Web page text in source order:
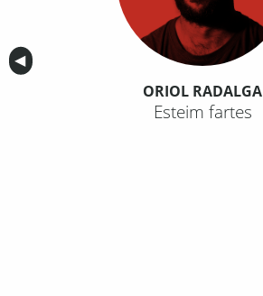
Anterior
◀︎
ORIOL RADALGA
Esteim fartes